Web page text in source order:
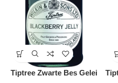
Tiptree Zwarte Bes Gelei